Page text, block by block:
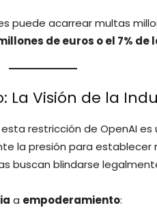
puede acarrear multas
de euros o el 7%
La Visión de la
restricción de OpenAI es
la presión para establecer
buscan blindarse
a empoderamiento: